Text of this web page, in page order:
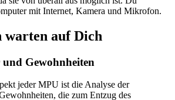
mit Internet, Kamera und Mikrofon.
warten auf Dich
Gewohnheiten
jeder MPU ist die Analyse der
die zum Entzug des